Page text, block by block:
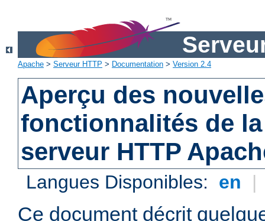
Apache > Serveur HTTP > Documentation > Version 2.4
Aperçu des
fonctionnalités de
serveur HTTP
Langues Disponibles: en |
Ce document décrit